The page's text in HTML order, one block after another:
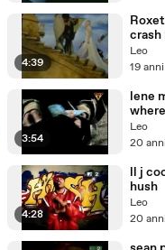
4:39
crash
bang
Leo
19
3:54
lene
headed
Leo
20
4:28
ll j
hush
Leo
20